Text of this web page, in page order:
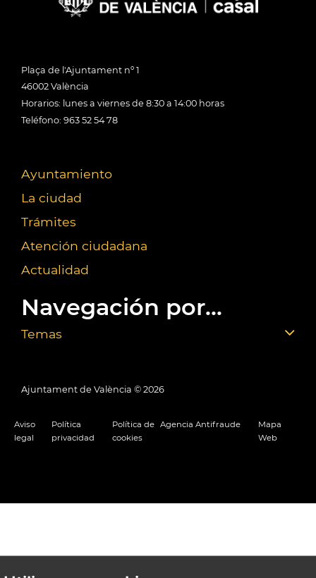
Plaça de l'Ajuntament nº 1
46002 València
Horarios: lunes a viernes de 8:30 a 14:00 horas
Teléfono: 963 52 54 78
Ayuntamiento
La ciudad
Trámites
Atención ciudadana
Actualidad
Navegación por...
Temas
Ajuntament de València © 2026
Aviso
legal
Política
privacidad
Política de
cookies
Agencia Antifraude
Mapa
Web